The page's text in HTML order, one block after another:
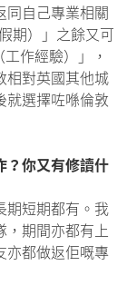
同自己專業相關
期）」之餘又可
作經驗）」，
相對英國其他城
就選擇咗喺倫敦
？你又有修讀什
期短期都有。我
期間亦都有上
亦都做返佢嘅專